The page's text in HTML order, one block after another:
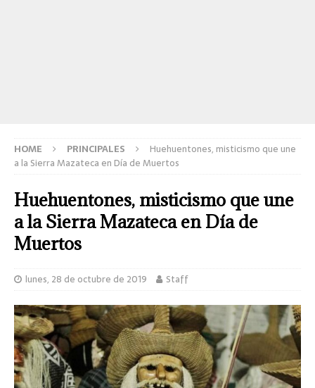
HOME PRINCIPALES
Huehuentones, misticismo que une
a la Sierra Mazateca en Día de Muertos
Huehuentones, misticismo que une
a la Sierra Mazateca en Día de
Muertos
lunes, 28 de octubre de 2019 Staff